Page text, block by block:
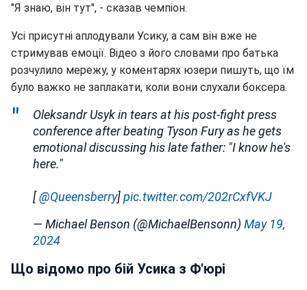
"Я знаю, він тут", - сказав чемпіон.
Усі присутні аплодували Усику, а сам він вже не
стримував емоції. Відео з його словами про батька
розчулило мережу, у коментарях юзери пишуть, що їм
було важко не заплакати, коли вони слухали боксера.
Oleksandr Usyk in tears at his post-fight press
conference after beating Tyson Fury as he gets
emotional discussing his late father: "I know he's
here."
[@Queensberry]pic.twitter.com/202rCxfVKJ
— Michael Benson (@MichaelBensonn) May 19,
2024
Що відомо про бій Усика з Ф'юрі